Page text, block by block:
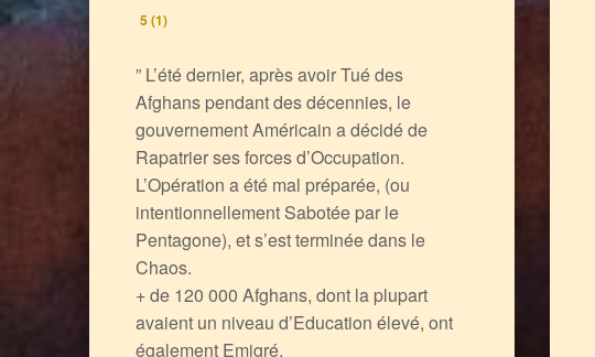
5 (1)
” L’été dernier, après avoir Tué des
Afghans pendant des décennies, le
gouvernement Américain a décidé de
Rapatrier ses forces d’Occupation.
L’Opération a été mal préparée, (ou
intentionnellement Sabotée par le
Pentagone), et s’est terminée dans le
Chaos.
+ de 120 000 Afghans, dont la plupart
avaient un niveau d’Education élevé, ont
également Emigré.